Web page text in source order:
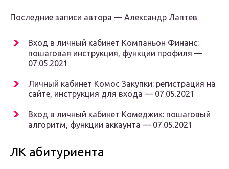
Последние записи автора — Александр Лаптев
Вход в личный кабинет Компаньон Финанс:
пошаговая инструкция, функции профиля —
07.05.2021
Личный кабинет Комос Закупки: регистрация на
сайте, инструкция для входа — 07.05.2021
Вход в личный кабинет Комеджик: пошаговый
алгоритм, функции аккаунта — 07.05.2021
ЛК абитуриента